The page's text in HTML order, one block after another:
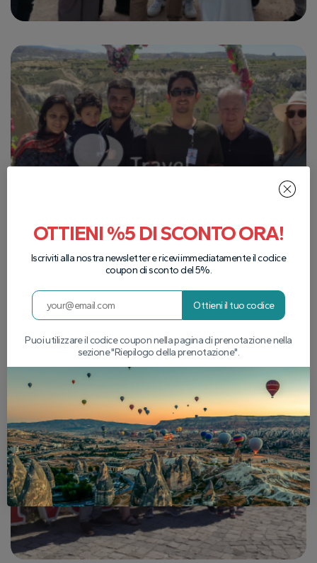
OTTIENI %5 DI SCONTO ORA!
Iscriviti alla nostra newsletter e ricevi immediatamente il codice
coupon di sconto del 5%.
Ottieni il tuo codice
Puoi utilizzare il codice coupon nella pagina di prenotazione nella
sezione "Riepilogo della prenotazione".